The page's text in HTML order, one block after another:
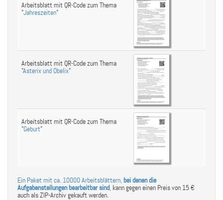
Arbeitsblatt mit QR-Code zum Thema
"Jahreszeiten"
Arbeitsblatt mit QR-Code zum Thema
"Asterix und Obelix"
Arbeitsblatt mit QR-Code zum Thema
"Geburt"
Ein Paket mit ca. 10000 Arbeitsblättern, bei denen die
Aufgabenstellungen bearbeitbar sind, kann gegen einen Preis von 15 €
auch als ZIP-Archiv gekauft werden.